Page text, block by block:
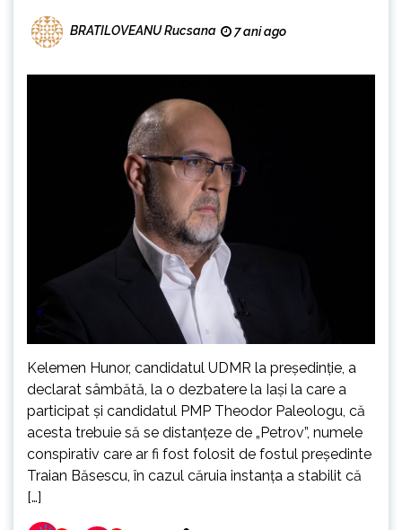
BRATILOVEANU Rucsana 7 ani ago
Kelemen Hunor, candidatul UDMR la președinție, a
declarat sâmbătă, la o dezbatere la Iași la care a
participat și candidatul PMP Theodor Paleologu, că
acesta trebuie să se distanțeze de „Petrov”, numele
conspirativ care ar fi fost folosit de fostul președinte
Traian Băsescu, în cazul căruia instanța a stabilit că
[…]